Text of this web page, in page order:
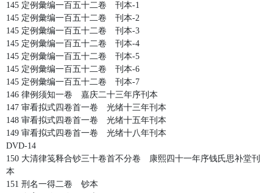
145 定例彙编一百五十二卷 刊本-1
145 定例彙编一百五十二卷 刊本-2
145 定例彙编一百五十二卷 刊本-3
145 定例彙编一百五十二卷 刊本-4
145 定例彙编一百五十二卷 刊本-5
145 定例彙编一百五十二卷 刊本-6
145 定例彙编一百五十二卷 刊本-7
146 律例须知一卷 嘉庆二十三年序刊本
147 审看拟式四卷首一卷 光绪十三年刊本
148 审看拟式四卷首一卷 光绪十五年刊本
149 审看拟式四卷首一卷 光绪十八年刊本
DVD-14
150 大清律笺释合钞三十卷首不分卷 康熙四十一年序钱氏思补堂刊
本
151 刑名一得二卷 钞本